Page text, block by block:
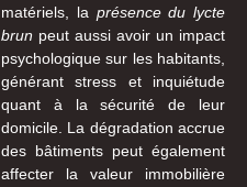
matériels, la présence du lycte
brun peut aussi avoir un impact
psychologique sur les habitants,
générant stress et inquiétude
quant à la sécurité de leur
domicile. La dégradation accrue
des bâtiments peut également
affecter la valeur immobilière